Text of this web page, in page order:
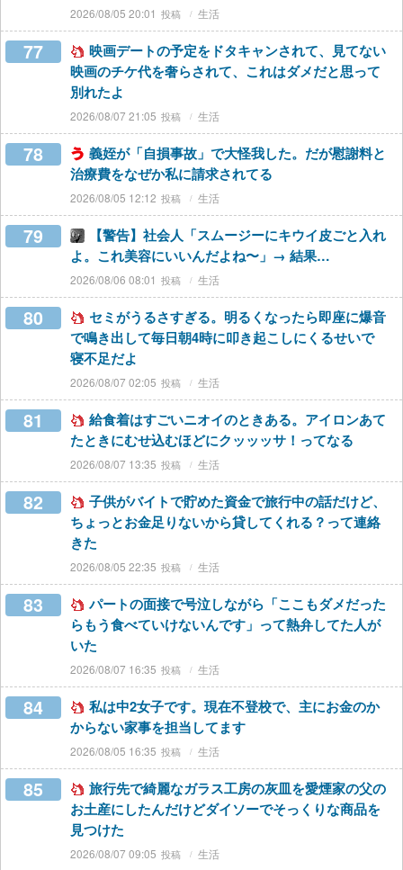
2026/08/05 20:01 生活
77
映画デートの予定をドタキャンされて、見てない
映画のチケ代を奢らされて、これはダメだと思って
別れたよ
2026/08/07 21:05 生活
78
義姪が「自損事故」で大怪我した。だが慰謝料と
治療費をなぜか私に請求されてる
2026/08/05 12:12 生活
79
【警告】社会人「スムージーにキウイ皮ごと入れ
よ。これ美容にいいんだよね〜」→ 結果…
2026/08/06 08:01 生活
80
セミがうるさすぎる。明るくなったら即座に爆音
で鳴き出して毎日朝4時に叩き起こしにくるせいで
寝不足だよ
2026/08/07 02:05 生活
81
給食着はすごいニオイのときある。アイロンあて
たときにむせ込むほどにクッッッサ！ってなる
2026/08/07 13:35 生活
82
子供がバイトで貯めた資金で旅行中の話だけど、
ちょっとお金足りないから貸してくれる？って連絡
きた
2026/08/05 22:35 生活
83
パートの面接で号泣しながら「ここもダメだった
らもう食べていけないんです」って熱弁してた人が
いた
2026/08/07 16:35 生活
84
私は中2女子です。現在不登校で、主にお金のか
からない家事を担当してます
2026/08/05 16:35 生活
85
旅行先で綺麗なガラス工房の灰皿を愛煙家の父の
お土産にしたんだけどダイソーでそっくりな商品を
見つけた
2026/08/07 09:05 生活